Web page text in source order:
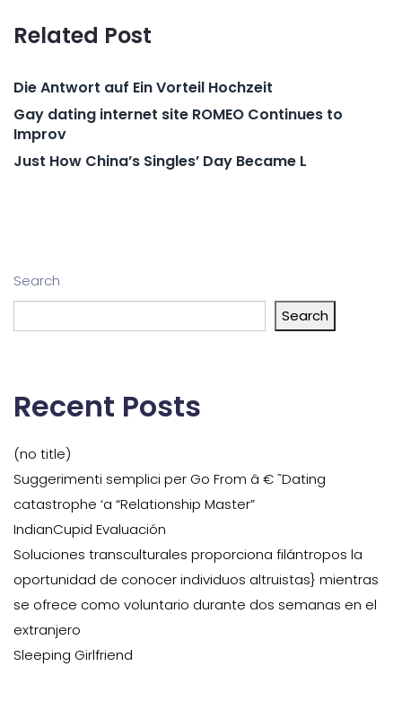
Related Post
Die Antwort auf Ein Vorteil Hochzeit
Gay dating internet site ROMEO Continues to
Improv
Just How China’s Singles’ Day Became L
Search
Search
Recent Posts
(no title)
Suggerimenti semplici per Go From â € ˜Dating
catastrophe ‘a “Relationship Master”
IndianCupid Evaluación
Soluciones transculturales proporciona filántropos la
oportunidad de conocer individuos altruistas} mientras
se ofrece como voluntario durante dos semanas en el
extranjero
Sleeping Girlfriend